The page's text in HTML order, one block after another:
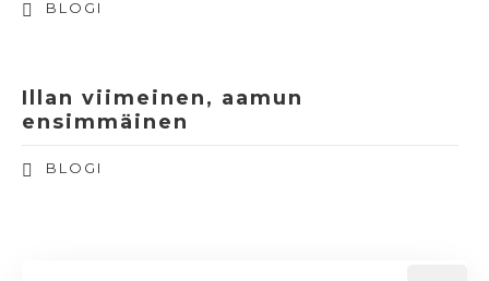
BLOGI
Illan viimeinen, aamun
ensimmäinen
BLOGI